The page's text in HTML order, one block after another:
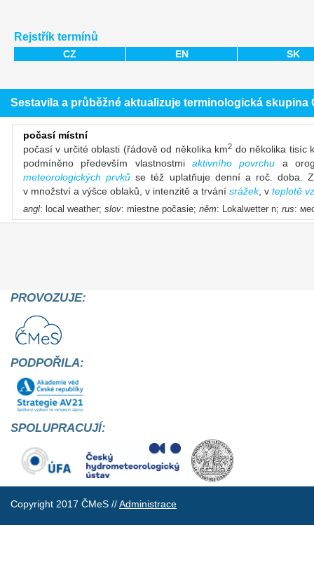
Rejstřík termínů
CZ EN SK
Sestavila a průběžné aktualizuje terminologická
počasí místní
počasí v určité oblasti (řádově od několika km2 do několika tisíc
podmíněno především vlastnostmiaktivního povrchu a
meteorologických prvků se též uplatňuje denní a roč. doba.
v množství a výšce oblaků, v intenzitě a trvání srážek, v teplotě
angl: local weather; slov: miestne počasie; něm: Lokalwetter n; rus:
PROVOZUJE:
PODPOŘILA:
SPOLUPRACUJÍ:
Copyright 2017 ČMeS //Administrace